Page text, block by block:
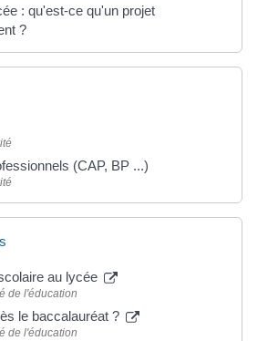
: qu'est-ce qu'un projet
?
(CAP, BP ...)
au lycée
de l'éducation
le baccalauréat ?
de l'éducation